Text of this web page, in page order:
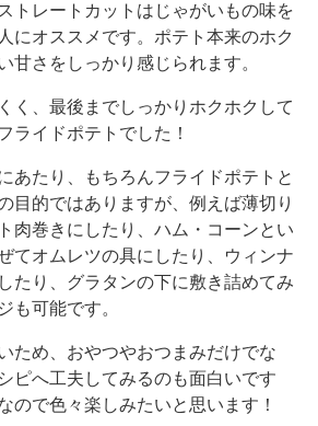
トレートカットはじゃがいもの味を
にオススメです。ポテト本来のホク
甘さをしっかり感じられます。
く、最後までしっかりホクホクして
ライドポテトでした！
あたり、もちろんフライドポテトと
目的ではありますが、例えば薄切り
肉巻きにしたり、ハム・コーンとい
てオムレツの具にしたり、ウィンナ
たり、グラタンの下に敷き詰めてみ
も可能です。
ため、おやつやおつまみだけでな
ピへ工夫してみるのも面白いです
ので色々楽しみたいと思います！